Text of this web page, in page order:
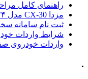
راهنمای کامل مراحل
مزدا CX-30 مدل ۲۰۲۴ آفتاب خودرو؛ بررسی و مشخصات فنی
ثبت نام سامانه
شرایط واردات
واردات خودروی
.